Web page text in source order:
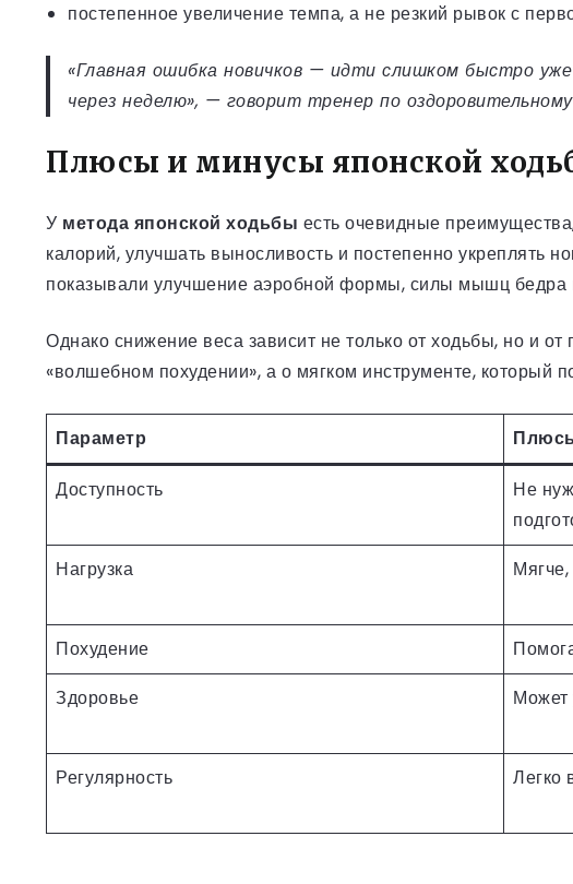
постепенное увеличение темпа, а не резкий рывок с
«Главная ошибка новичков — идти слишком быстро
через неделю», — говорит тренер по
Плюсы и минусы японской
У метода японской ходьбы есть очевидные
калорий, улучшать выносливость и постепенно укреплять
показывали улучшение аэробной формы, силы мышц бедра
Однако снижение веса зависит не только от ходьбы, но и
«волшебном похудении», а о мягком инструменте, который
Параметр
Доступность
Не
Нагрузка
Похудение
Здоровье
Может
Регулярность
Легко